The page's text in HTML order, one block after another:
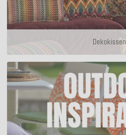
Dekokissen